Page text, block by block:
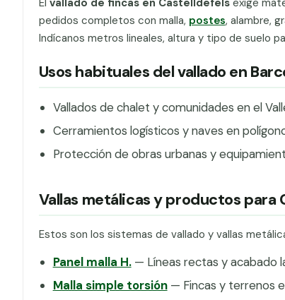
pedidos completos con malla, postes, alambre,
Indícanos metros lineales, altura y tipo de suelo
Usos habituales del vallado en
Vallados de chalet y comunidades en el
Cerramientos logísticos y naves en
Protección de obras urbanas y
Vallas metálicas y productos para
Estos son los sistemas de vallado y vallas
Panel malla H.— Líneas rectas y acabado
Malla simple torsión— Fincas y terrenos